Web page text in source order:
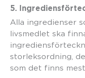
5.
Alla ingredienser
livsmedlet ska
storleksordning,
som det finns